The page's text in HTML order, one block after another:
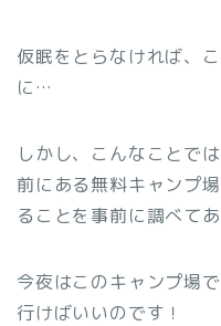
仮眠をとらなければ、
に…
しかし、こんなことで
前にある無料キャンプ
ることを事前に調べてあ
今夜はこのキャンプ場
行けばいいのです！